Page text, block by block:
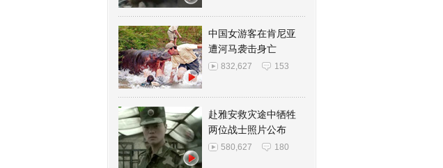
中国女游客在肯尼亚
遭河马袭击身亡
832,627 153
赴雅安救灾途中牺牲
两位战士照片公布
580,627 180